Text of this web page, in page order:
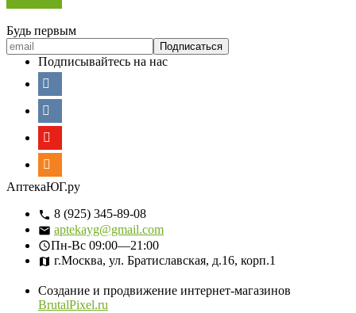
Будь первым
Подписывайтесь на нас
АптекаЮГ.ру
8 (925) 345-89-08
aptekayg@gmail.com
Пн-Вс 09:00—21:00
г.Москва, ул. Братиславская, д.16, корп.1
Создание и продвижение интернет-магазинов
BrutalPixel.ru